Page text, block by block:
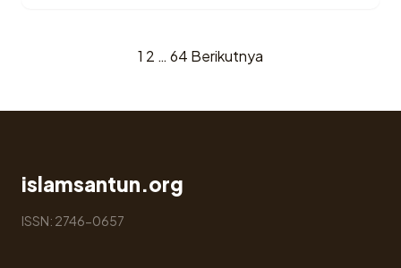
Paginasi
1 2 … 64 Berikutnya
islamsantun.org
ISSN: 2746-0657